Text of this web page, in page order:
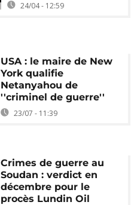
24/04 - 12:59
USA : le maire de New
York qualifie
Netanyahou de
''criminel de guerre''
23/07 - 11:39
Crimes de guerre au
Soudan : verdict en
décembre pour le
procès Lundin Oil